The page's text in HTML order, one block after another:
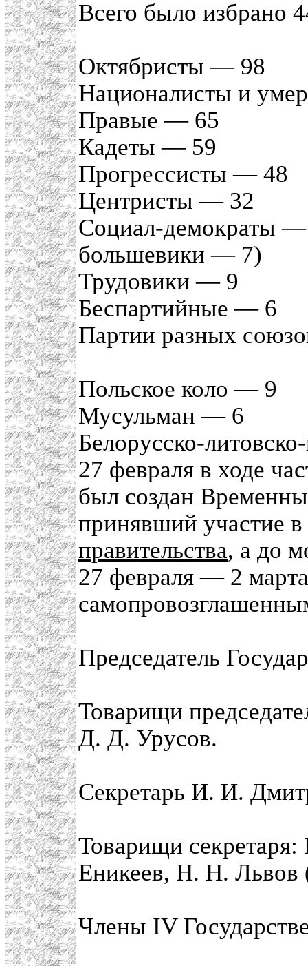
Всего было избрано
Октябристы — 98
Националисты и
Правые — 65
Кадеты — 59
Прогрессисты — 48
Центристы — 32
Социал-демократы
большевики — 7)
Трудовики — 9
Беспартийные — 6
Партии разных
Польское коло — 9
Мусульман — 6
Белорусско-
27 февраля в ходе
был создан
принявший участие
правительства, а до
27 февраля — 2
Председатель
Товарищи
Д. Д. Урусов.
Секретарь И. И.
Товарищи
Еникеев, Н. Н.
Члены IV